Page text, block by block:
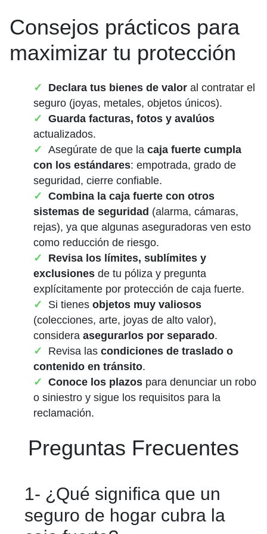
Consejos prácticos para
maximizar tu protección
Declara tus bienes de valor al contratar el
seguro (joyas, metales, objetos únicos).
Guarda facturas, fotos y avalúos
actualizados.
Asegúrate de que la caja fuerte cumpla
con los estándares: empotrada, grado de
seguridad, cierre confiable.
Combina la caja fuerte con otros
sistemas de seguridad (alarma, cámaras,
rejas), ya que algunas aseguradoras ven esto
como reducción de riesgo.
Revisa los límites, sublímites y
exclusiones de tu póliza y pregunta
explícitamente por protección de caja fuerte.
Si tienes objetos muy valiosos
(colecciones, arte, joyas de alto valor),
considera asegurarlos por separado.
Revisa las condiciones de traslado o
contenido en tránsito.
Conoce los plazos para denunciar un robo
o siniestro y sigue los requisitos para la
reclamación.
Preguntas Frecuentes
1- ¿Qué significa que un
seguro de hogar cubra la